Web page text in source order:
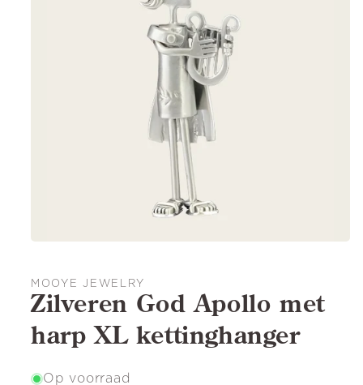
MOOYE JEWELRY
Zilveren God Apollo met
harp XL kettinghanger
Op voorraad